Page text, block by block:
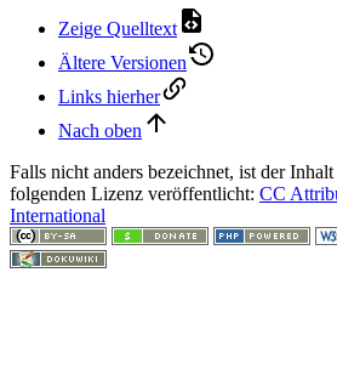
Zeige Quelltext
Ältere Versionen
Links hierher
Nach oben
Falls nicht anders bezeichnet, ist der
folgenden Lizenz veröffentlicht: CC
International